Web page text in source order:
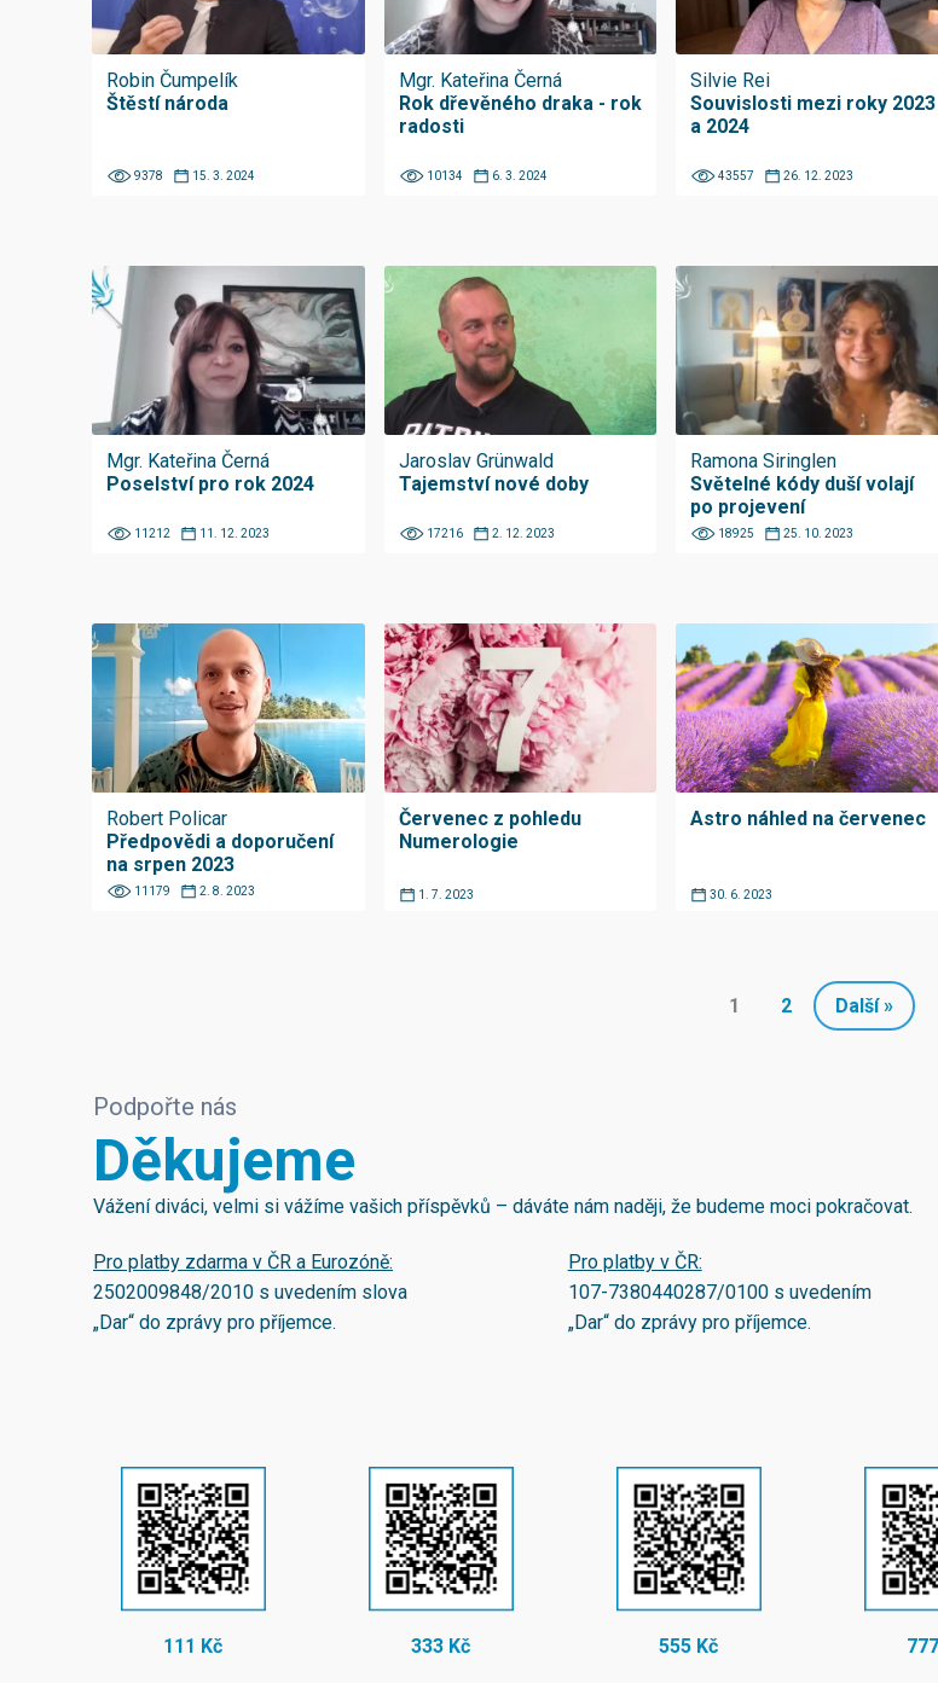
Robin Čumpelík
Štěstí národa
9378 15. 3. 2024
Mgr. Kateřina Černá
Rok dřevěného draka - rok
radosti
10134 6. 3. 2024
Silvie Rei
Souvislosti mezi roky 2023
a 2024
43557 26. 12. 2023
Mgr. Kateřina Černá
Poselství pro rok 2024
11212 11. 12. 2023
Jaroslav Grünwald
Tajemství nové doby
17216 2. 12. 2023
Ramona Siringlen
Světelné kódy duší volají
po projevení
18925 25. 10. 2023
Robert Policar
Předpovědi a doporučení
na srpen 2023
11179 2. 8. 2023
Červenec z pohledu
Numerologie
1. 7. 2023
Astro náhled na červenec
30. 6. 2023
1 2 Další »
Podpořte nás
Děkujeme
Vážení diváci, velmi si vážíme vašich příspěvků – dáváte nám naději, že budeme moci pokračovat.
Pro platby zdarma v ČR a Eurozóně:
2502009848/2010 s uvedením slova
„Dar“ do zprávy pro příjemce.
Pro platby v ČR:
107-7380440287/0100s uvedením
„Dar“ do zprávy pro příjemce.
111 Kč 333 Kč 555 Kč